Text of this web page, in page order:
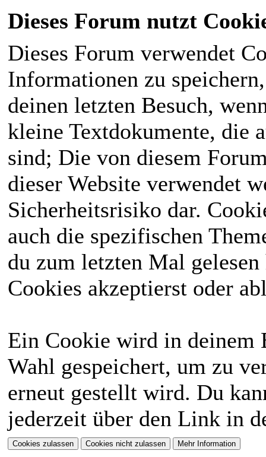
Dieses Forum nutzt
Dieses Forum verwendet
Informationen zu
deinen letzten Besuch,
kleine Textdokumente, die
sind; Die von diesem
dieser Website verwendet
Sicherheitsrisiko dar.
auch die spezifischen
du zum letzten Mal
Cookies akzeptierst oder
Ein Cookie wird in deinem
Wahl gespeichert, um zu
erneut gestellt wird. Du
jederzeit über den Link in